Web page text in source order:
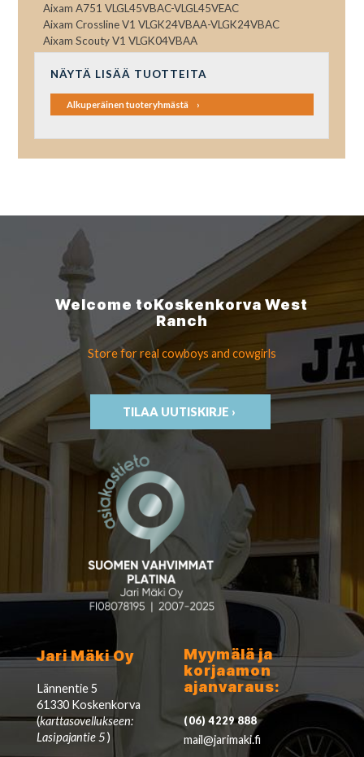
Aixam A751 VLGL45VBAC-VLGL45VEAC
Aixam Crossline V1 VLGK24VBAA-VLGK24VBAC
Aixam Scouty V1 VLGK04VBAA
NÄYTÄ LISÄÄ TUOTTEITA
Alkuperäinen tuoteryhmästä
Welcome toKoskenkorvaWest
Ranch
Store for real cowboys and cowgirls
TILAA UUTISKIRJE ›
Jari Mäki Oy
Lännentie 5
61330 Koskenkorva
(karttasovellukseen:
Lasipajantie 5)
Myymälä ja
korjaamon
ajanvaraus:
(06) 4229 888
mail@jarimaki.fi